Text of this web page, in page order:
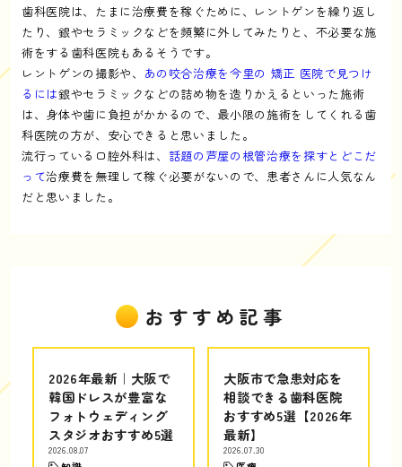
歯科医院は、たまに治療費を稼ぐために、レントゲンを繰り返し
たり、銀やセラミックなどを頻繁に外してみたりと、不必要な施
術をする歯科医院もあるそうです。
レントゲンの撮影や、 あの咬合治療を今里の 矯正 医院で見つけ
るには銀やセラミックなどの詰め物を造りかえるといった施術
は、身体や歯に負担がかかるので、最小限の施術をしてくれる歯
科医院の方が、安心できると思いました。
流行っている口腔外科は、 話題の芦屋の根管治療を探すとどこだ
って治療費を無理して稼ぐ必要がないので、患者さんに人気なん
だと思いました。
おすすめ記事
2026年最新｜大阪で
韓国ドレスが豊富な
フォトウェディング
スタジオおすすめ5選
2026.08.07
大阪市で急患対応を
相談できる歯科医院
おすすめ5選【2026年
最新】
2026.07.30